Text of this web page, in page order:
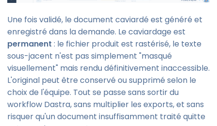
Une fois validé, le document caviardé est généré et
enregistré dans la demande. Le caviardage est
permanent : le fichier produit est rastérisé, le texte
sous-jacent n'est pas simplement "masqué
visuellement" mais rendu définitivement inaccessible.
L'original peut être conservé ou supprimé selon le
choix de l'équipe. Tout se passe sans sortir du
workflow Dastra, sans multiplier les exports, et sans
risquer qu'un document insuffisamment traité quitte